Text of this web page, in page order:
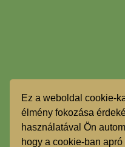
Ez a weboldal cookie-
élmény fokozása
használatával Ön
hogy a cookie-ban